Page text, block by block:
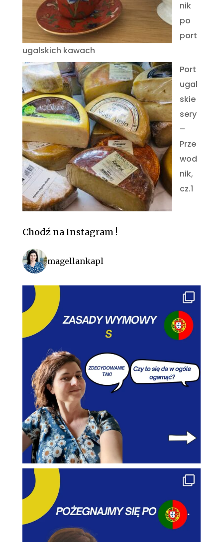
nik
po
port
ugalskich kawach
Port
ugal
skie
sery
–
Prze
wod
nik,
cz.1
Chodź na Instagram !
magellankapl